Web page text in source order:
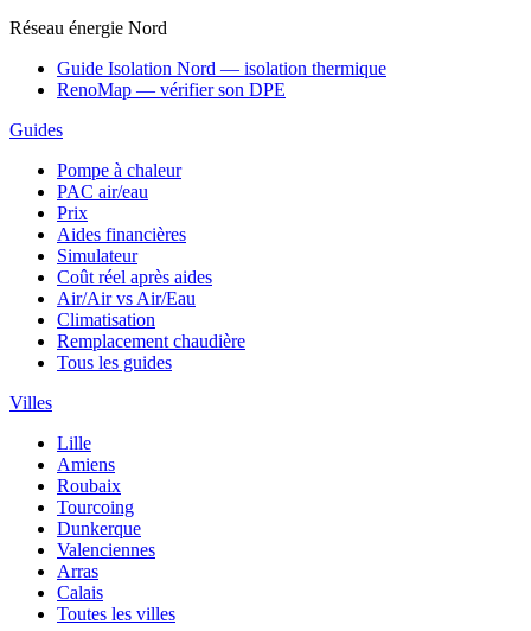
Réseau énergie Nord
Guide Isolation Nord — isolation thermique
RenoMap — vérifier son DPE
Guides
Pompe à chaleur
PAC air/eau
Prix
Aides financières
Simulateur
Coût réel après aides
Air/Air vs Air/Eau
Climatisation
Remplacement chaudière
Tous les guides
Villes
Lille
Amiens
Roubaix
Tourcoing
Dunkerque
Valenciennes
Arras
Calais
Toutes les villes